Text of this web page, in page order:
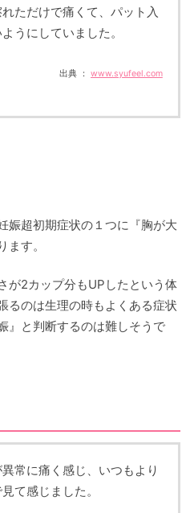
ただけで痛くて、パット入
うにしていました。
出典 ：www.syufeel.com
娠超初期症状の１つに『胸が大
す。
が2カップ分もUPしたという体
るのは生理の時もよくある症状
』と判断するのは難しそうで
常に痛く感じ、いつもより
て感じました。